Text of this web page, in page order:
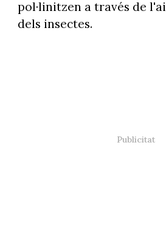
pol·linitzen a través de
dels insectes.